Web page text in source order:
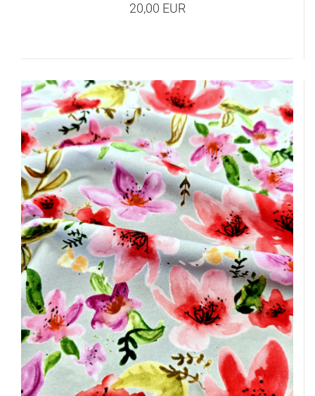
20,00 EUR